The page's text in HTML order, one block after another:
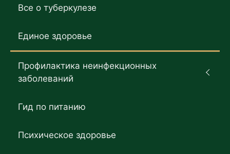
Все о туберкулезе
Единое здоровье
Профилактика неинфекционных
заболеваний
Гид по питанию
Психическое здоровье